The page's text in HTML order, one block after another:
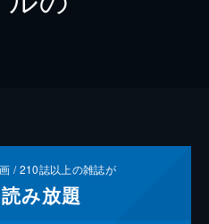
/210誌以上の雑誌が
読み放題